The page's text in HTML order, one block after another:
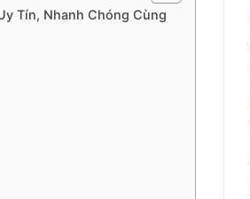
Tín, Nhanh Chóng Cùng